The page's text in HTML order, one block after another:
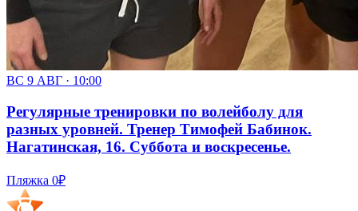
ВС 9 АВГ · 10:00
Регулярные тренировки по волейболу для
разных уровней. Тренер Тимофей Бабинок.
Нагатинская, 16. Суббота и воскресенье.
Пляжка 0₽